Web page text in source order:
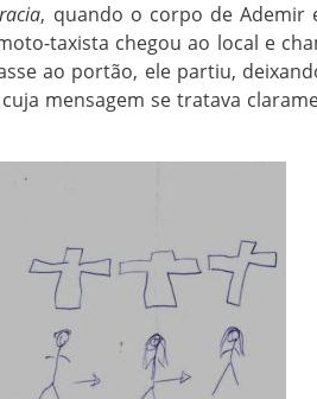
, quando o corpo de Ademir
taxista chegou ao local e
ao portão, ele partiu,
mensagem se tratava